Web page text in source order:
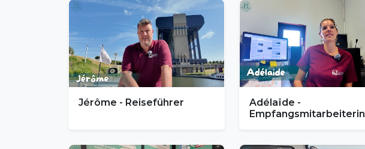
Jérôme - Reiseführer
Adélaïde -
Empfangsmitarbeiterin